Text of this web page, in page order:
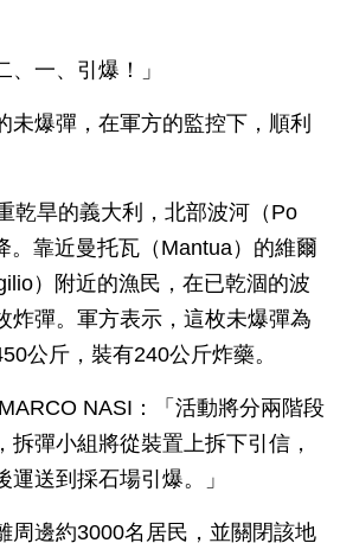
一、引爆！」
未爆彈，在軍方的監控下，順利
乾旱的義大利，北部波河（Po
。靠近曼托瓦（Mantua）的維爾
）附近的漁民，在已乾涸的波
炸彈。軍方表示，這枚未爆彈為
公斤，裝有240公斤炸藥。
NASI：「活動將分兩階段
拆彈小組將從裝置上拆下引信，
送到採石場引爆。」
周邊約3000名居民，並關閉該地